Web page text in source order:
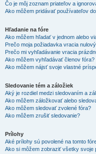
Čo je môj zoznam priateľov a
Ako môžem pridávať používateľov
Hľadanie na fóre
Ako môžem hľadať v jednom alebo
Prečo moja požiadavka vracia
Prečo mi vyhľadávanie vracia
Ako môžem vyhľadávať členov fóra?
Ako môžem nájsť svoje vlastné
Sledovanie tém a záložiek
Aký je rozdiel medzi sledovaním a
Ako môžem záložkovať alebo
Ako môžem sledovať zvolené fóra?
Ako môžem zrušiť sledovanie?
Prílohy
Aké prílohy sú povolené na tomto
Ako si môžem zobraziť všetky svoje